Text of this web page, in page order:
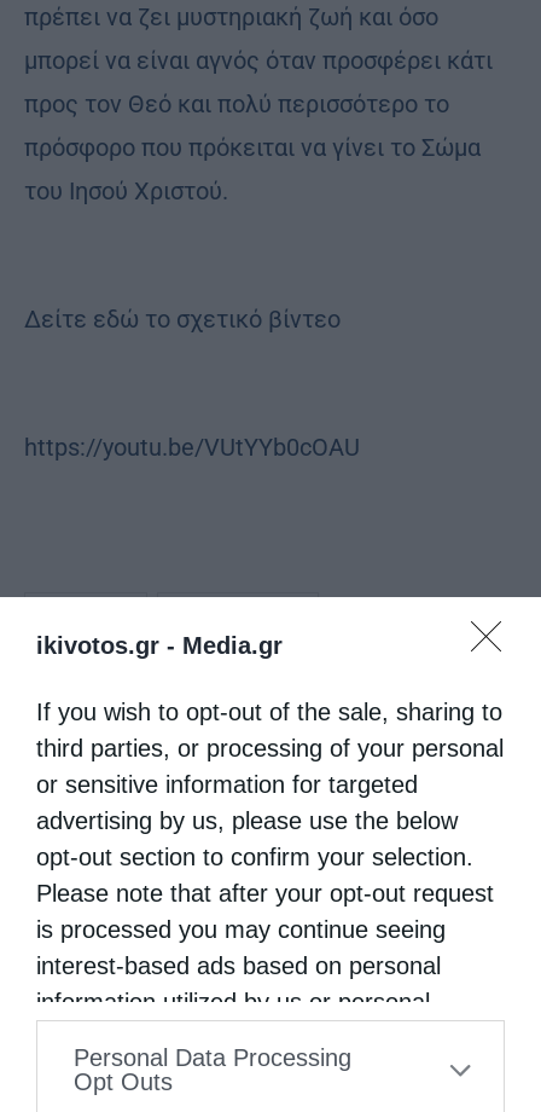
ikivotos.gr - Media.gr
If you wish to opt-out of the sale, sharing to
third parties, or processing of your personal
or sensitive information for targeted
advertising by us, please use the below
opt-out section to confirm your selection.
Please note that after your opt-out request
is processed you may continue seeing
interest-based ads based on personal
information utilized by us or personal
to your opt-out. You may separately opt-out
Personal Data Processing
Opt Outs
πρέπει να ζει μυστηριακή ζωή και όσο
μπορεί να είναι αγνός όταν προσφέρει κάτι
προς τον Θεό και πολύ περισσότερο το
πρόσφορο που πρόκειται να γίνει το Σώμα
του Ιησού Χριστού.
Δείτε εδώ το σχετικό βίντεο
https://youtu.be/VUtYYb0cOAU
ΜΟΙΡΑΣΟΥ 0
Προηγούμενο άρθρο
Φθιώτιδος: Ο ιερέας στο Ρέθυμνο δεν επιτέλεσε σωστά τα
καθηκοντά του
Επόμενο άρθρο
Πρώην Καλαβρύτων Αμβρόσιος:EΝΑΣ ΑΚΟΜΗ ΥΒΡΙΣΤΗΣ
ΜΑΣ-Ο κ. ΠΑΝΑΓΙΩΤΗΣ ΑΝΔΡΙΟΠΟΥΛΟΣ
ΔΕΙΤΕ ΕΠΙΣΗΣ